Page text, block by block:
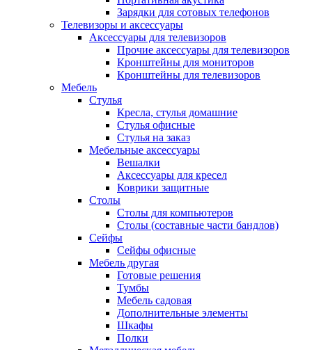
Зарядки для сотовых телефонов
Телевизоры и аксессуары
Аксессуары для телевизоров
Прочие аксессуары для телевизоров
Кронштейны для мониторов
Кронштейны для телевизоров
Мебель
Стулья
Кресла, стулья домашние
Стулья офисные
Стулья на заказ
Мебельные аксессуары
Вешалки
Аксессуары для кресел
Коврики защитные
Столы
Столы для компьютеров
Столы (составные части бандлов)
Сейфы
Сейфы офисные
Мебель другая
Готовые решения
Тумбы
Мебель садовая
Дополнительные элементы
Шкафы
Полки